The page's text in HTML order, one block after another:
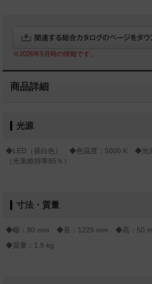
※2026年5月時の情報です。
商品詳細
光源
◆LED（昼白色） ◆色温度：5000 K ◆光
（光束維持率85％）
寸法・質量
◆幅：80 mm ◆長：1225 mm ◆高：50
◆質量：1.8 kg